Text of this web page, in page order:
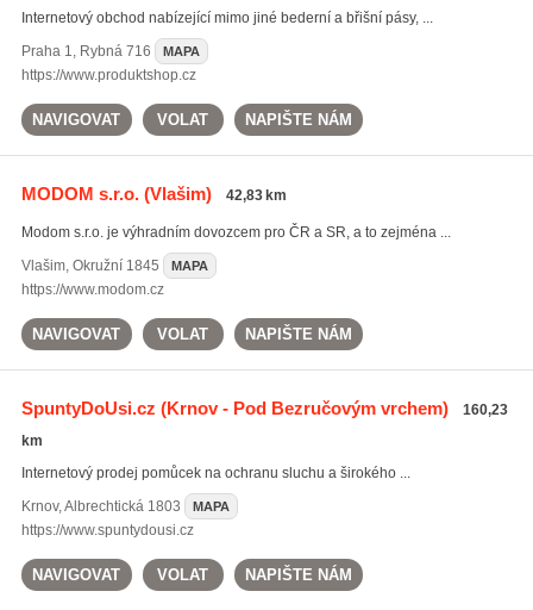
Internetový obchod nabízející mimo jiné bederní a břišní pásy, ...
Praha 1, Rybná 716 MAPA
https://www.produktshop.cz
NAVIGOVAT VOLAT NAPIŠTE NÁM
MODOM s.r.o.(Vlašim) 42,83 km
Modom s.r.o. je výhradním dovozcem pro ČR a SR, a to zejména ...
Vlašim, Okružní 1845 MAPA
https://www.modom.cz
NAVIGOVAT VOLAT NAPIŠTE NÁM
SpuntyDoUsi.cz (Krnov - Pod Bezručovým vrchem)
160,23
km
Internetový prodej pomůcek na ochranu sluchu a širokého ...
Krnov,Albrechtická 1803 MAPA
https://www.spuntydousi.cz
NAVIGOVAT VOLAT NAPIŠTE NÁM